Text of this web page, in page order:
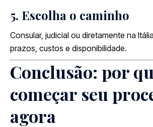
5. Escolha o caminho
Consular, judicial ou diretamente na
prazos, custos e disponibilidade.
Conclusão: por
começar seu
agora